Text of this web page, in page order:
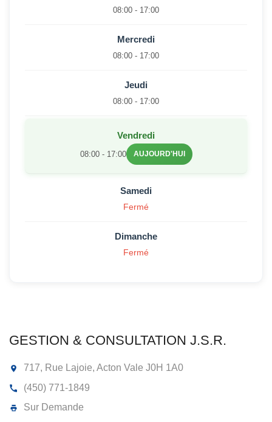
08:00 - 17:00
Mercredi
08:00 - 17:00
Jeudi
08:00 - 17:00
Vendredi
08:00 - 17:00 AUJOURD'HUI
Samedi
Fermé
Dimanche
Fermé